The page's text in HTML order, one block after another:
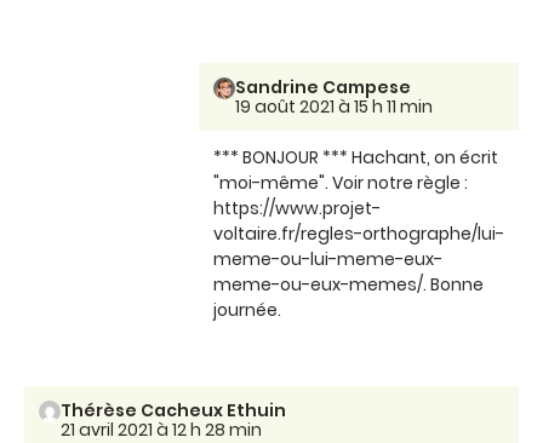
Sandrine Campese
19 août 2021 à 15 h 11 min
*** BONJOUR *** Hachant, on écrit
"moi-même". Voir notre règle :
https://www.projet-
voltaire.fr/regles-orthographe/lui-
meme-ou-lui-meme-eux-
meme-ou-eux-memes/. Bonne
journée.
Thérèse Cacheux Ethuin
21 avril 2021 à 12 h 28 min